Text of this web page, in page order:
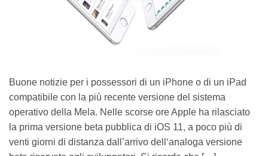
Buone notizie per i possessori di un iPhone o di un iPad
compatibile con la più recente versione del sistema
operativo della Mela. Nelle scorse ore Apple ha rilasciato
la prima versione beta pubblica di iOS 11, a poco più di
venti giorni di distanza dall’arrivo dell‘analoga versione